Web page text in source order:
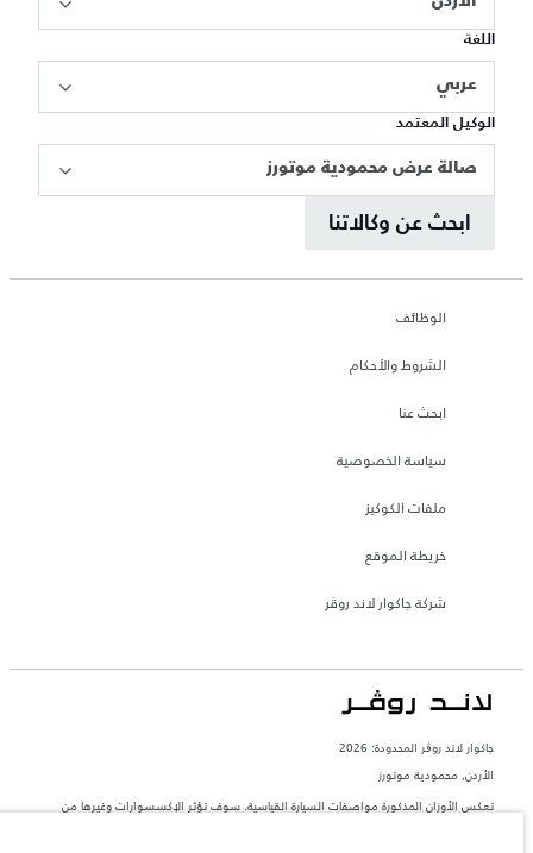
اللغة
عربي
الوكيل المعتمد
صالة عرض محمودية موتورز
ابحث عن وكالاتنا
الوظائف
الشروط والأحكام
ابحث عنا
سياسة الخصوصية
ملفات الكوكيز
خريطة الموقع
شركة جاكوار لاند روڤر
جاكوار لاند روڨر المحدودة: 2026
الأردن, محمودية موتورز
تعكس الأوزان المذكورة مواصفات السيارة القياسية. سوف تؤثر الإكسسوارات وغيرها من